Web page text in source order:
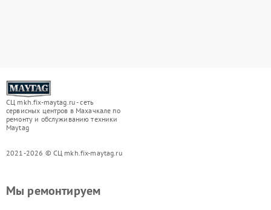
СЦ mkh.fix-maytag.ru - сеть
сервисных центров в Махачкале по
ремонту и обслуживанию техники
Maytag
2021-2026 © СЦ mkh.fix-maytag.ru
Мы ремонтируем